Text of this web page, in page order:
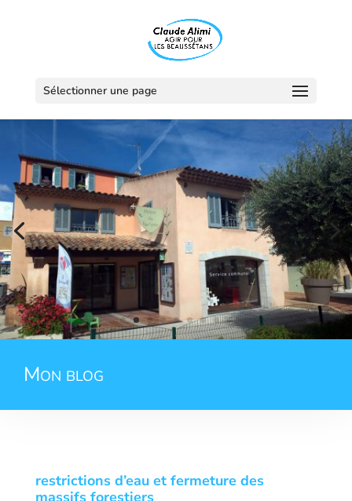
Sélectionner une page
Mon blog
restrictions d’eau et fermeture des
massifs forestiers